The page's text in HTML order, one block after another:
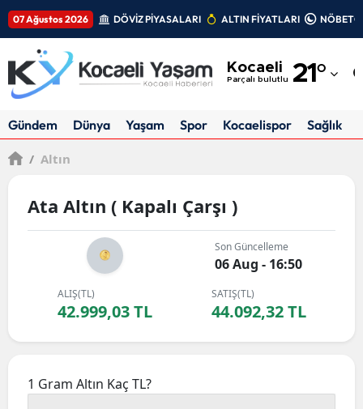
07 Ağustos 2026 DÖVİZ PİYASALARI ALTIN FİYATLARI
Kocaeli
Parçalı bulutlu 21°
Adıyaman
Antalya
Aydın
Balıkesir
Gündem Dünya Yaşam Spor Kocaelispor Sağlık
/ Altın
Ata Altın ( Kapalı Çarşı )
Son Güncelleme
06 Aug - 16:50
ALIŞ(TL)
42.999,03 TL
SATIŞ(TL)
44.092,32 TL
1 Gram Altın Kaç TL?